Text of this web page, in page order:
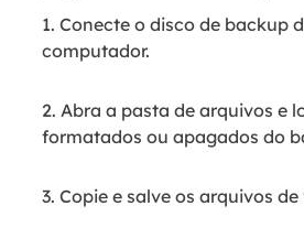
1. Conecte o disco de backup
computador.
2. Abra a pasta de arquivos e
formatados ou apagados do
3. Copie e salve os arquivos